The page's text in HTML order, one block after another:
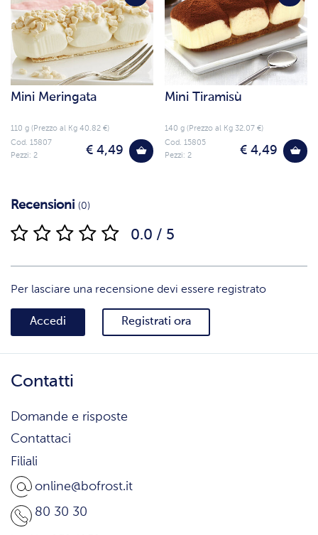
Mini Meringata
110 g (Prezzo al Kg 40.82 €)
€ 4,49
Cod. 15807
Pezzi: 2
Mini Tiramisù
140 g (Prezzo al Kg 32.07 €)
€ 4,49
Cod. 15805
Pezzi: 2
Recensioni (0)
0.0 / 5
Per lasciare una recensione devi essere registrato
Accedi Registrati ora
Contatti
Domande e risposte
Contattaci
Filiali
online@bofrost.it
80 30 30